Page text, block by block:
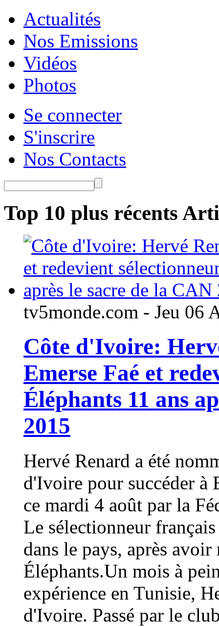
Actualités
Nos Emissions
Vidéos
Photos
Se connecter
S'inscrire
Nos Contacts
Top 10 plus récents
tv5monde.com - Jeu 06
Côte d'Ivoire:
Emerse Faé et
Éléphants 11 ans
2015
Hervé Renard a été
d'Ivoire pour succéder à
ce mardi 4 août par la
Le sélectionneur
dans le pays, après
Éléphants.Un mois à
expérience en Tunisie,
d'Ivoire. Passé par le